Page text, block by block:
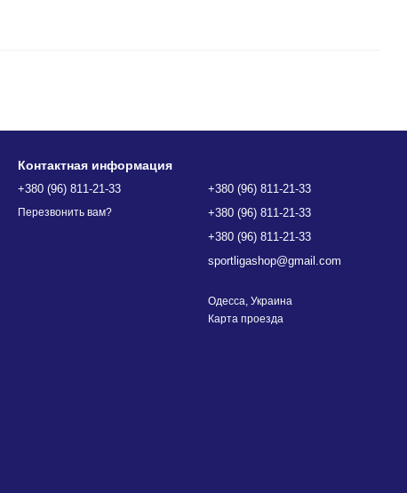
Контактная информация
+380 (96) 811-21-33
Перезвонить вам?
+380 (96) 811-21-33
+380 (96) 811-21-33
+380 (96) 811-21-33
sportligashop@gmail.com
Одесcа, Украина
Карта проезда